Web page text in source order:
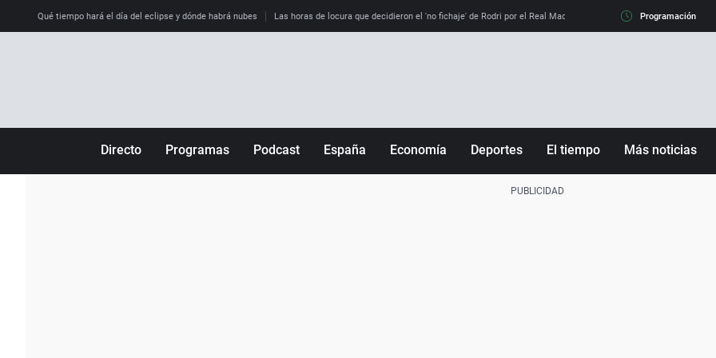
Qué tiempo hará el día del eclipse y dónde habrá nubes Las horas de locura que decidieron el 'no fichaje' de Rodri por el Real Madrid y su 'sí' al Barça La llamada
Programación
Directo Programas Podcast España Economía Deportes El tiempo Más noticias